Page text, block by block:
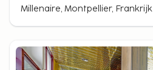
Millenaire, Montpellier, Frankrijk